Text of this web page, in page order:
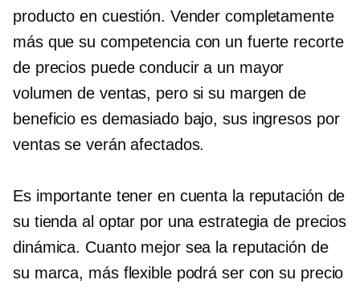
producto en cuestión. Vender completamente
más que su competencia con un fuerte recorte
de precios puede conducir a un mayor
volumen de ventas, pero si su margen de
beneficio es demasiado bajo, sus ingresos por
ventas se verán afectados.
Es importante tener en cuenta la reputación de
su tienda al optar por una estrategia de precios
dinámica. Cuanto mejor sea la reputación de
su marca, más flexible podrá ser con su precio